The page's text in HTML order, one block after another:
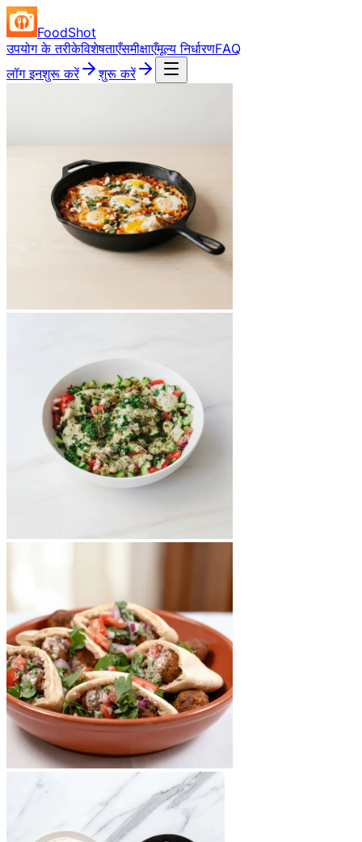
FoodShot
उपयोग के तरीकेविशेषताएँसमीक्षाएँमूल्य निर्धारणFAQ
लॉग इनशुरू करें शुरू करें